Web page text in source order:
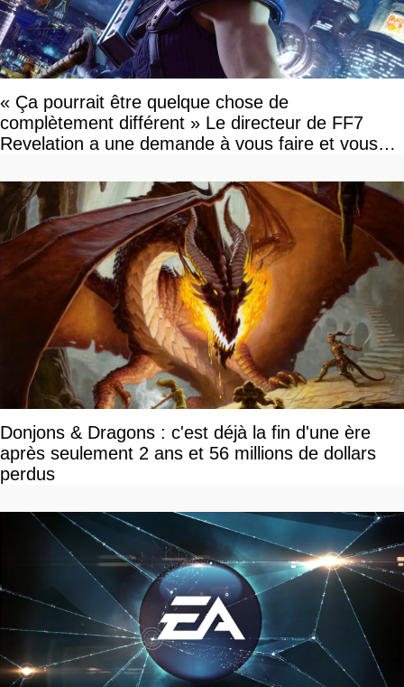
« Ça pourrait être quelque chose de
complètement différent » Le directeur de FF7
Revelation a une demande à vous faire et vous
Donjons & Dragons : c'est déjà la fin d'une ère
après seulement 2 ans et 56 millions de dollars
perdus